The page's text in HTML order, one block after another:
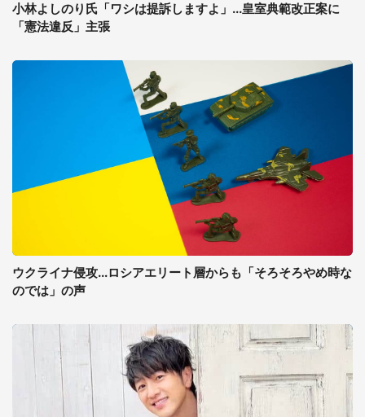
小林よしのり氏「ワシは提訴しますよ」...皇室典範改正案に
「憲法違反」主張
ウクライナ侵攻...ロシアエリート層からも「そろそろやめ時な
のでは」の声